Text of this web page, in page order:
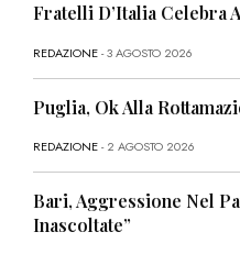
Fratelli D’Italia Celebra
REDAZIONE- 3 AGOSTO 2026
Puglia, Ok Alla
REDAZIONE- 2 AGOSTO 2026
Bari, Aggressione Nel
Inascoltate”